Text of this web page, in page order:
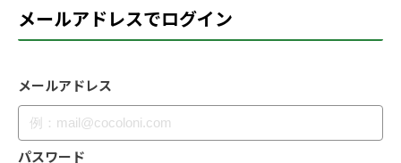
メールアドレスでログイン
メールアドレス
パスワード